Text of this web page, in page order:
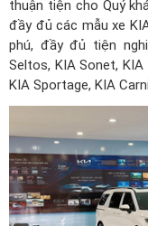
thuận tiện cho Quý
đầy đủ các mẫu xe
phú, đầy đủ tiện
Seltos, KIA Sonet,
KIA Sportage, KIA